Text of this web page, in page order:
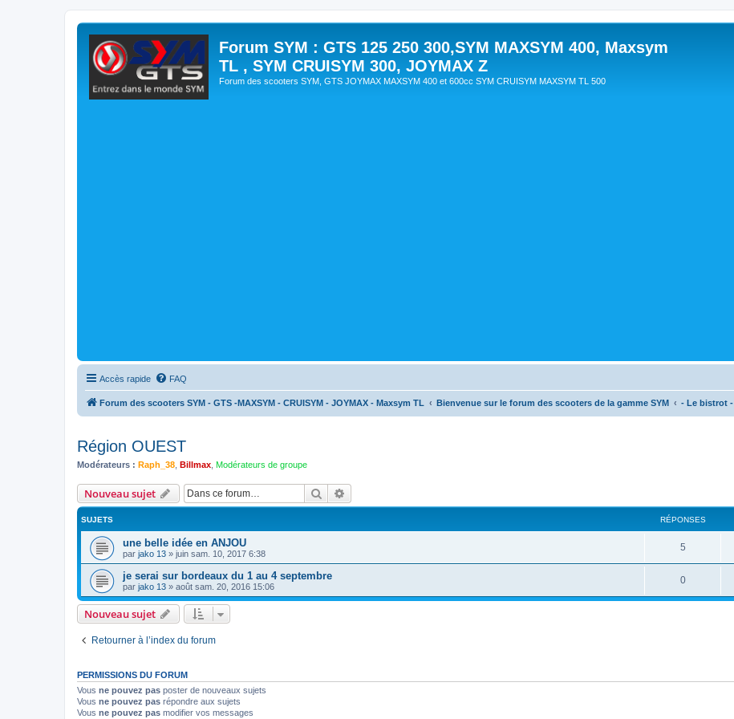
Forum SYM : GTS 125 250 300,SYM MAXSYM 400, Maxsym
TL , SYM CRUISYM 300, JOYMAX Z
Forum des scooters SYM, GTS JOYMAX MAXSYM 400 et 600cc SYM CRUISYM MAXSYM TL 500
Accès rapide FAQ
Forum des scooters SYM - GTS -MAXSYM - CRUISYM - JOYMAX - Maxsym TL Bienvenue sur le forum des scooters de la gamme SYM - Le bistrot -
Région OUEST
Modérateurs : Raph_38 Billmax Modérateurs de groupe
Nouveau sujet Rechercher
SUJETS RÉPONSES
une belle idée en ANJOU
par jako 13 » juin sam. 10, 2017 6:38
5
je serai sur bordeaux du 1 au 4 septembre
par jako 13 » août sam. 20, 2016 15:06
0
Nouveau sujet
Retourner à l’index du forum
PERMISSIONS DU FORUM
Vous ne pouvez pas poster de nouveaux sujets
Vous ne pouvez pas répondre aux sujets
Vous ne pouvez pas modifier vos messages